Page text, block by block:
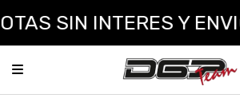
SIN INTERES Y